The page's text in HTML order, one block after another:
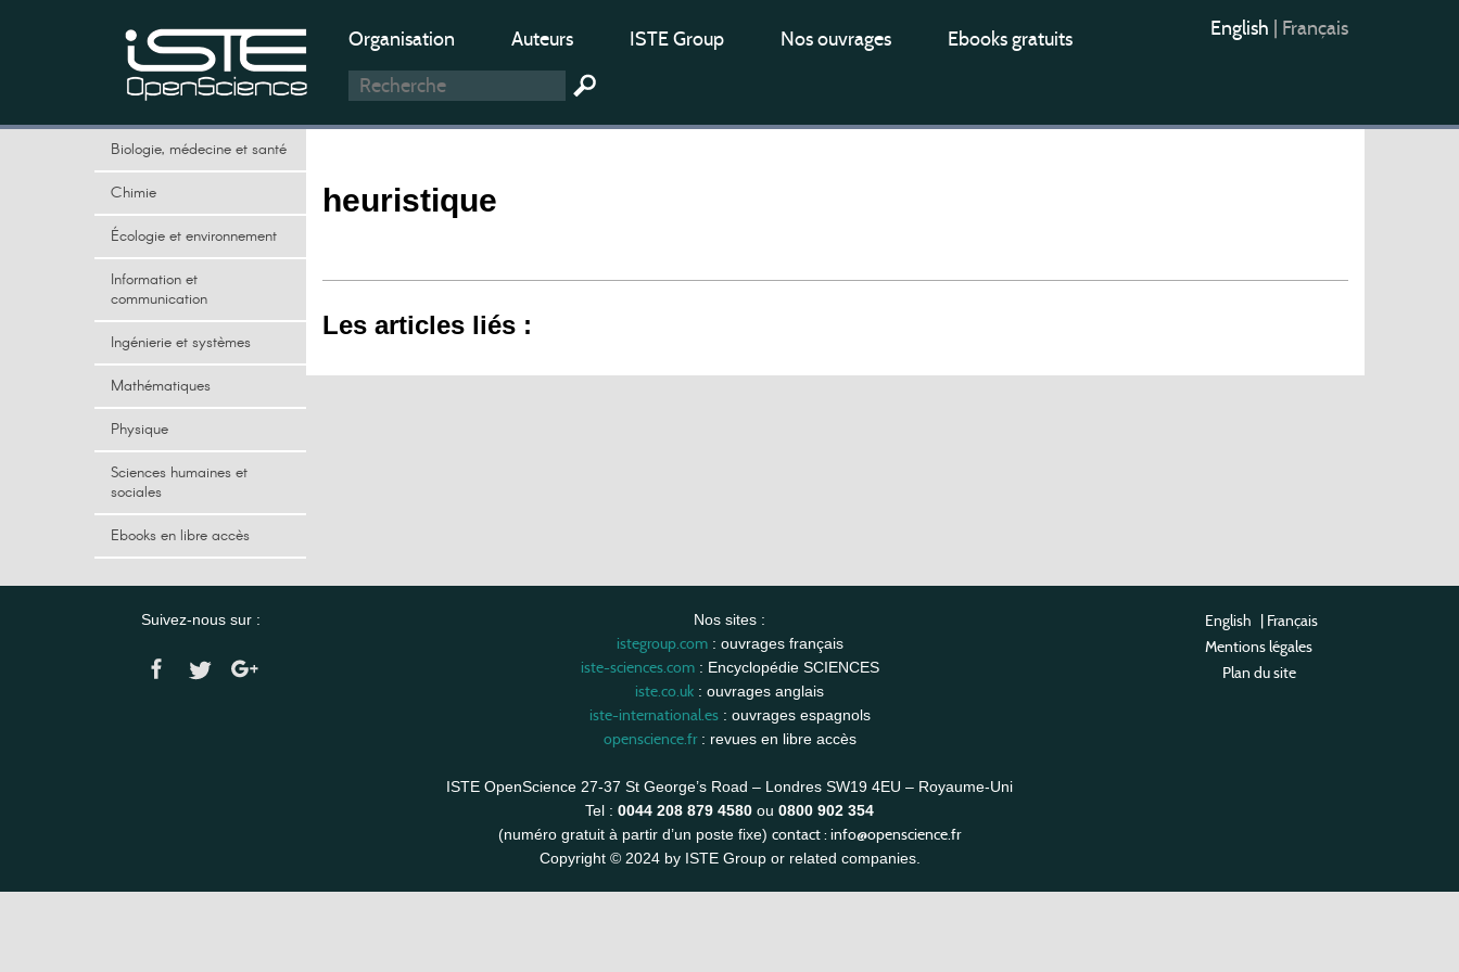
Organisation Auteurs ISTE Group Nos ouvrages Ebooks gratuits English Français
Biologie, médecine et santé
Chimie
Écologie et environnement
Information et
communication
Ingénierie et systèmes
Mathématiques
Physique
Sciences humaines et
sociales
Ebooks en libre accès
heuristique
Les articles liés :
Suivez-nous sur : Nos sites :
istegroup.com: ouvrages français
iste-sciences.com: Encyclopédie SCIENCES
iste.co.uk : ouvrages anglais
iste-international.es: ouvrages espagnols
openscience.fr: revues en libre accès
ISTE OpenScience 27-37 St George’s Road – Londres SW19 4EU – Royaume-Uni
Tel : 0044 208 879 4580 ou 0800 902 354
(numéro gratuit à partir d’un poste fixe) contact : info@openscience.fr
Copyright © 2024 by ISTE Group or related companies.
English | Français
Mentions légales
Plan du site